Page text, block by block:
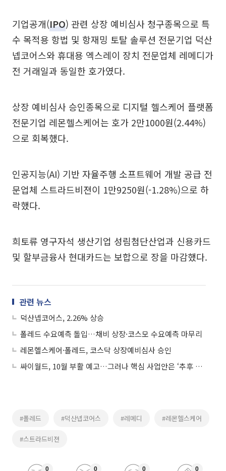
기업공개(IPO) 관련 상장 예비심사 청구종목으로 특
수 목적용 항법 및 항재밍 토탈 솔루션 전문기업 덕산
넵코어스와 휴대용 엑스레이 장치 전문업체 레메디가
전 거래일과 동일한 호가였다.
상장 예비심사 승인종목으로 디지털 헬스케어 플랫폼
전문기업 레몬헬스케어는 호가 2만1000원(2.44%)
으로 회복했다.
인공지능(AI) 기반 자율주행 소프트웨어 개발 공급 전
문업체 스트라드비젼이 1만9250원(-1.28%)으로 하
락했다.
희토류 영구자석 생산기업 성림첨단산업과 신용카드
및 할부금융사 현대카드는 보합으로 장을 마감했다.
관련 뉴스
덕산넵코어스, 2.26% 상승
폴레드 수요예측 돌입…채비 상장·코스모 수요예측 마무리
레몬헬스케어·폴레드, 코스닥 상장예비심사 승인
싸이월드, 10월 부활 예고…그러나 핵심 사업안은 ‘추후 공개’
#폴레드 #덕산넵코어스 #레메디 #레몬헬스케어
#스트라드비젼
0 0 0 0